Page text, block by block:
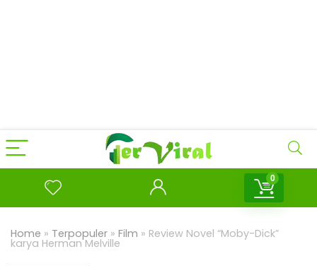
0
Home » Terpopuler » Film » Review Novel “Moby-Dick”
karya Herman Melville